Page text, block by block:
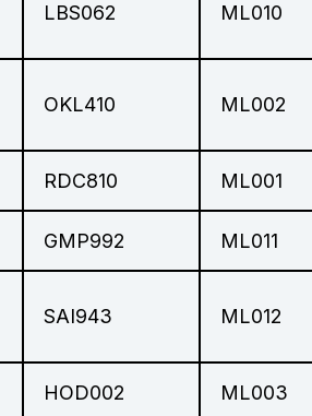
LBS062 ML010
OKL410 ML002
RDC810 ML001
GMP992 ML011
SAI943 ML012
HOD002 ML003